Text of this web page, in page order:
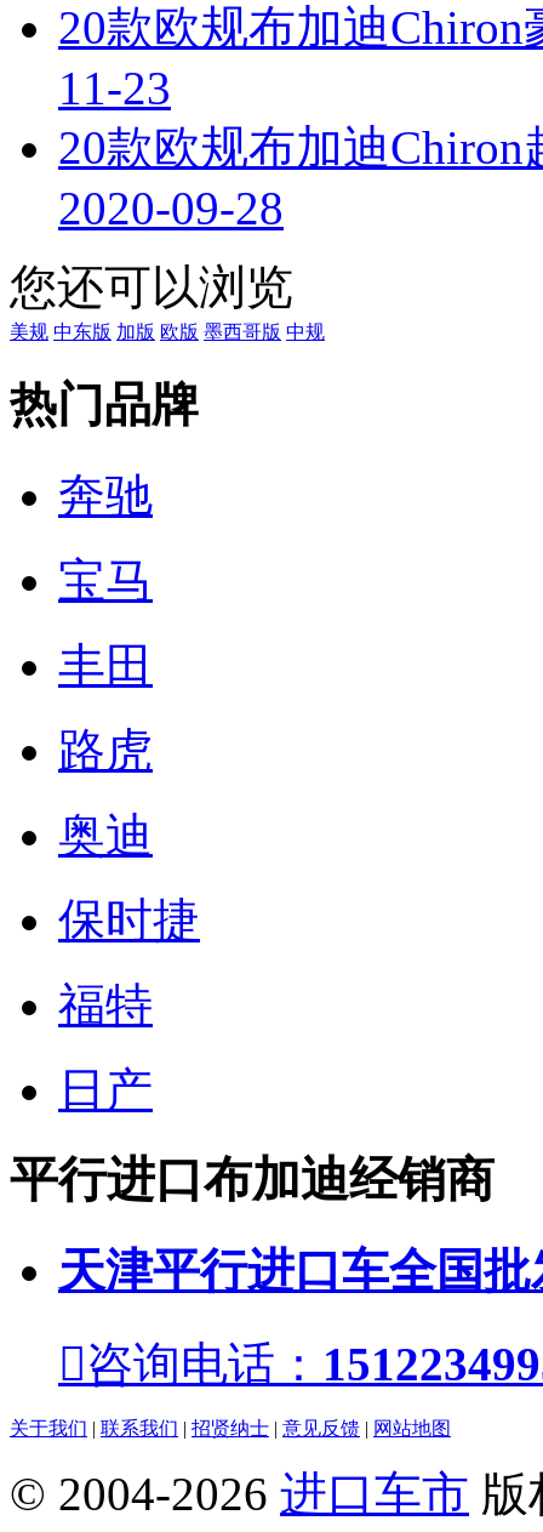
20款欧规布加迪
11-23
20款欧规布加迪
2020-09-28
您还可以浏览
美规 中东版 加版 欧版 墨西哥版 中规
热门品牌
奔驰
宝马
丰田
路虎
奥迪
保时捷
福特
日产
平行进口布加迪经销商
天津平行进口车全国批
咨询电话：
关于我们 | 联系我们 | 招贤纳士 | 意见反馈 | 网站地图
© 2004-2026 进口车市